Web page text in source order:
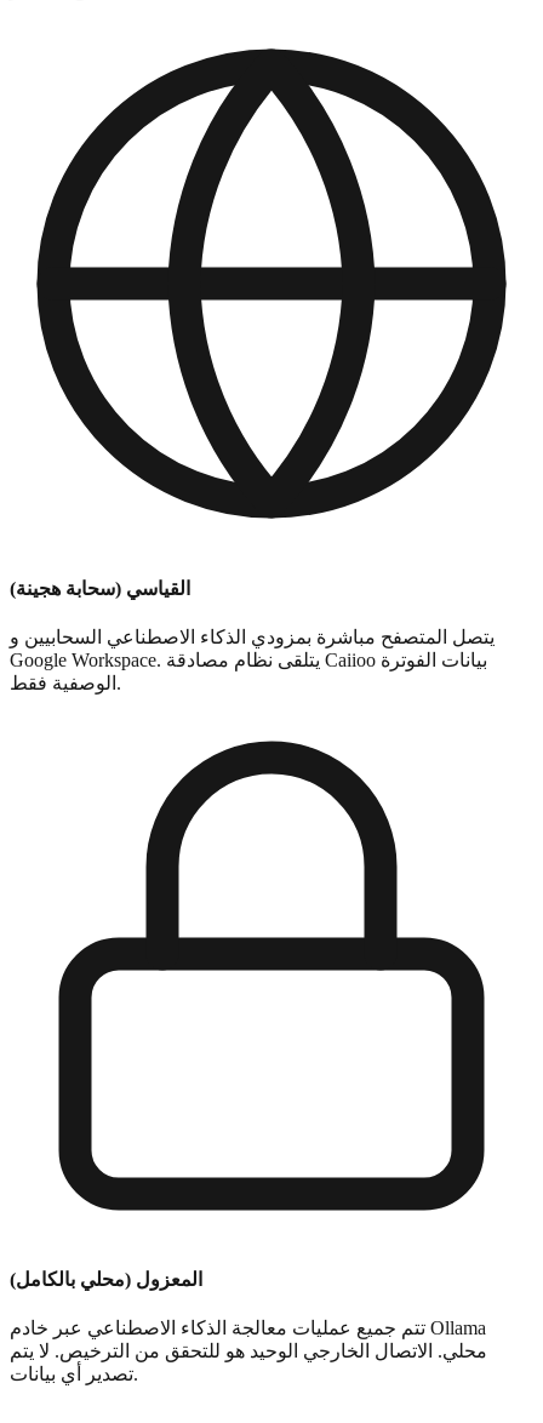
القياسي (سحابة هجينة)
يتصل المتصفح مباشرة بمزودي الذكاء الاصطناعي السحابيين و
Google Workspace. يتلقى نظام مصادقة Caiioo بيانات الفوترة
الوصفية فقط.
المعزول (محلي بالكامل)
تتم جميع عمليات معالجة الذكاء الاصطناعي عبر خادم Ollama
محلي. الاتصال الخارجي الوحيد هو للتحقق من الترخيص. لا يتم
تصدير أي بيانات.